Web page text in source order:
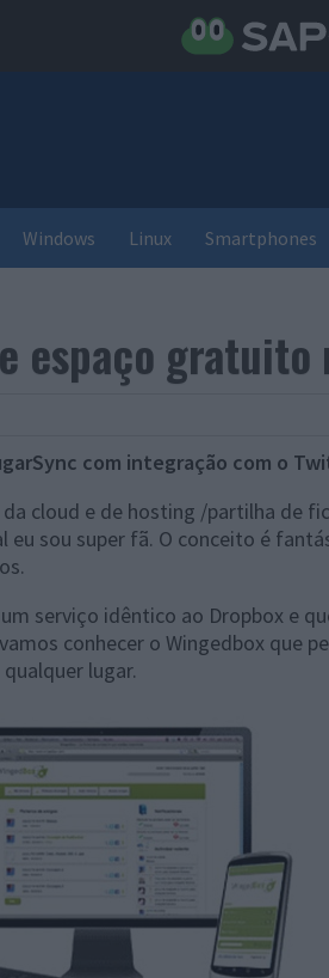
Windows Linux Smartphones
espaço gratuito
com integração com o
cloud e de hosting /partilha de
eu sou super fã. O conceito é
serviço idêntico ao Dropbox e
conhecer o Wingedbox que
lugar.